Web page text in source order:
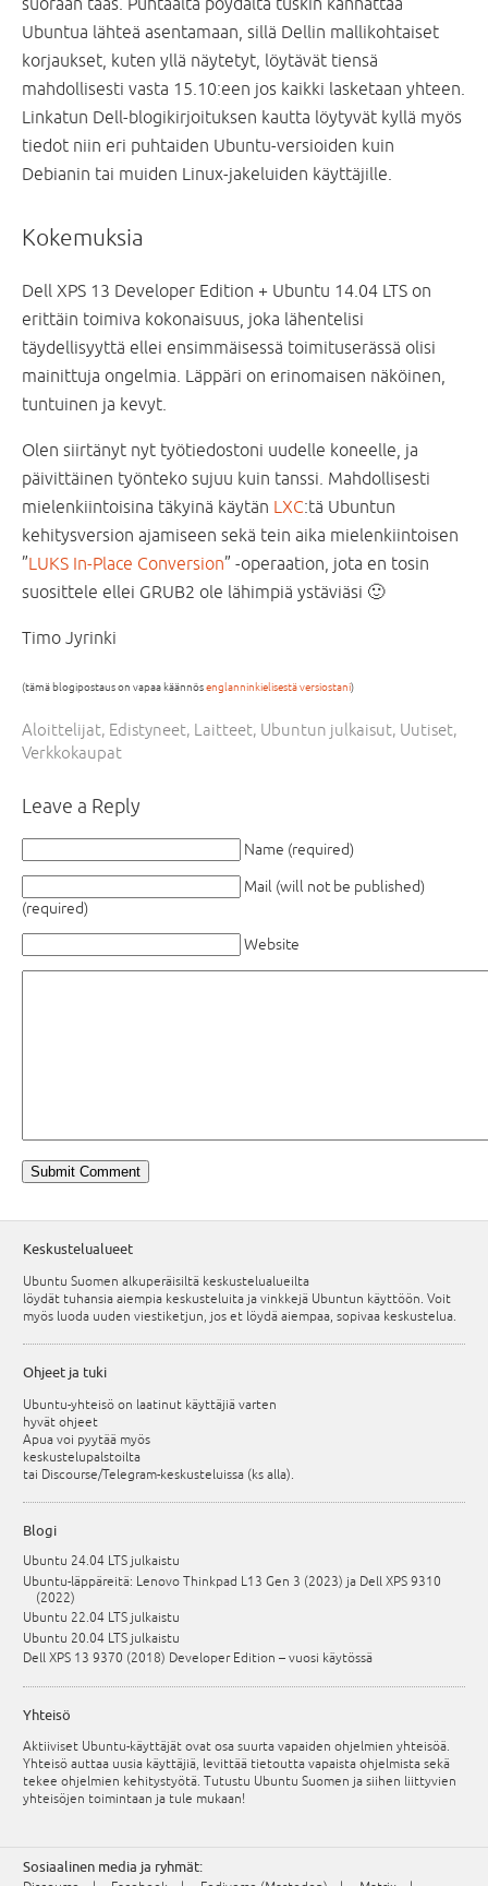
Ubuntua lähteä asentamaan, sillä Dellin mallikohtaiset
korjaukset, kuten yllä näytetyt, löytävät tiensä
mahdollisesti vasta 15.10:een jos kaikki lasketaan yhteen.
Linkatun Dell-blogikirjoituksen kautta löytyvät kyllä myös
tiedot niin eri puhtaiden Ubuntu-versioiden kuin
Debianin tai muiden Linux-jakeluiden käyttäjille.
Kokemuksia
Dell XPS 13 Developer Edition + Ubuntu 14.04 LTS on
erittäin toimiva kokonaisuus, joka lähentelisi
täydellisyyttä ellei ensimmäisessä toimituserässä olisi
mainittuja ongelmia. Läppäri on erinomaisen näköinen,
tuntuinen ja kevyt.
Olen siirtänyt nyt työtiedostoni uudelle koneelle, ja
päivittäinen työnteko sujuu kuin tanssi. Mahdollisesti
mielenkiintoisina täkyinä käytän LXC:tä Ubuntun
kehitysversion ajamiseen sekä tein aika mielenkiintoisen
”LUKS In-Place Conversion” -operaation, jota en tosin
suosittele ellei GRUB2 ole lähimpiä ystäviäsi 🙂
Timo Jyrinki
(tämä blogipostaus on vapaa käännösenglanninkielisestä versiostani)
Aloittelijat, Edistyneet, Laitteet, Ubuntun julkaisut, Uutiset,
Verkkokaupat
Leave a Reply
Name (required)
Mail (will not be published)
(required)
Website
Keskustelualueet
Ubuntu Suomen alkuperäisiltä keskustelualueilta
löydät tuhansia aiempia keskusteluita ja vinkkejä Ubuntun käyttöön. Voit
myös luoda uuden viestiketjun, jos et löydä aiempaa, sopivaa keskustelua.
Ohjeet ja tuki
Ubuntu-yhteisö on laatinut käyttäjiä varten
hyvät ohjeet
Apua voi pyytää myös
keskustelupalstoilta
tai Discourse/Telegram-keskusteluissa (ks alla).
Blogi
Ubuntu 24.04 LTS julkaistu
Ubuntu-läppäreitä: Lenovo Thinkpad L13 Gen 3 (2023) ja Dell XPS 9310
(2022)
Ubuntu 22.04 LTS julkaistu
Ubuntu 20.04 LTS julkaistu
Dell XPS 13 9370 (2018) Developer Edition – vuosi käytössä
Yhteisö
Aktiiviset Ubuntu-käyttäjät ovat osa suurta vapaiden ohjelmien yhteisöä.
Yhteisö auttaa uusia käyttäjiä, levittää tietoutta vapaista ohjelmista sekä
tekee ohjelmien kehitystyötä. Tutustu Ubuntu Suomen ja siihen liittyvien
yhteisöjen toimintaan ja tule mukaan!
Sosiaalinen media ja ryhmät